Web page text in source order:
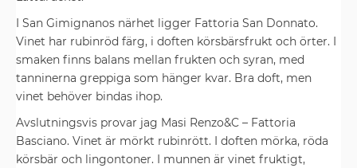
I San Gimignanos närhet ligger Fattoria San Donnato.
Vinet har rubinröd färg, i doften körsbärsfrukt och örter. I
smaken finns balans mellan frukten och syran, med
tanninerna greppiga som hänger kvar. Bra doft, men
vinet behöver bindas ihop.
Avslutningsvis provar jag Masi Renzo&C – Fattoria
Basciano. Vinet är mörkt rubinrött. I doften mörka, röda
körsbär och lingontoner. I munnen är vinet fruktigt,